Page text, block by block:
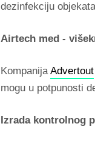
dezinfekciju
Airtech med -
KompanijaAdvertout
mogu u potpunosti
Izrada kontrolnog